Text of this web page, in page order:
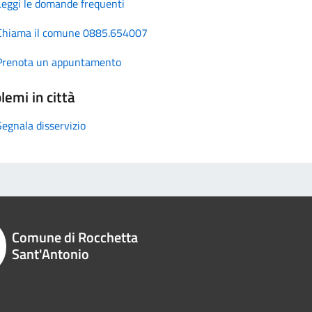
il comune 0885.654007
un appuntamento
in città
disservizio
Comune di Rocchetta
Sant'Antonio